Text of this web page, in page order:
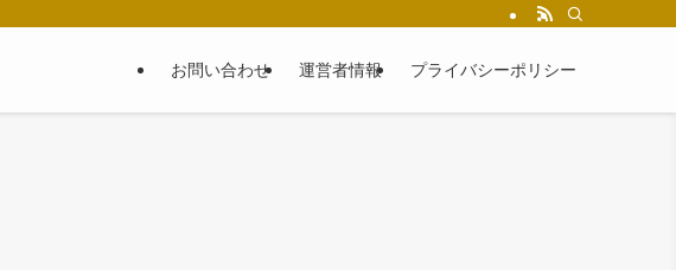
お問い合わせ 運営者情報 プライバシーポリシー